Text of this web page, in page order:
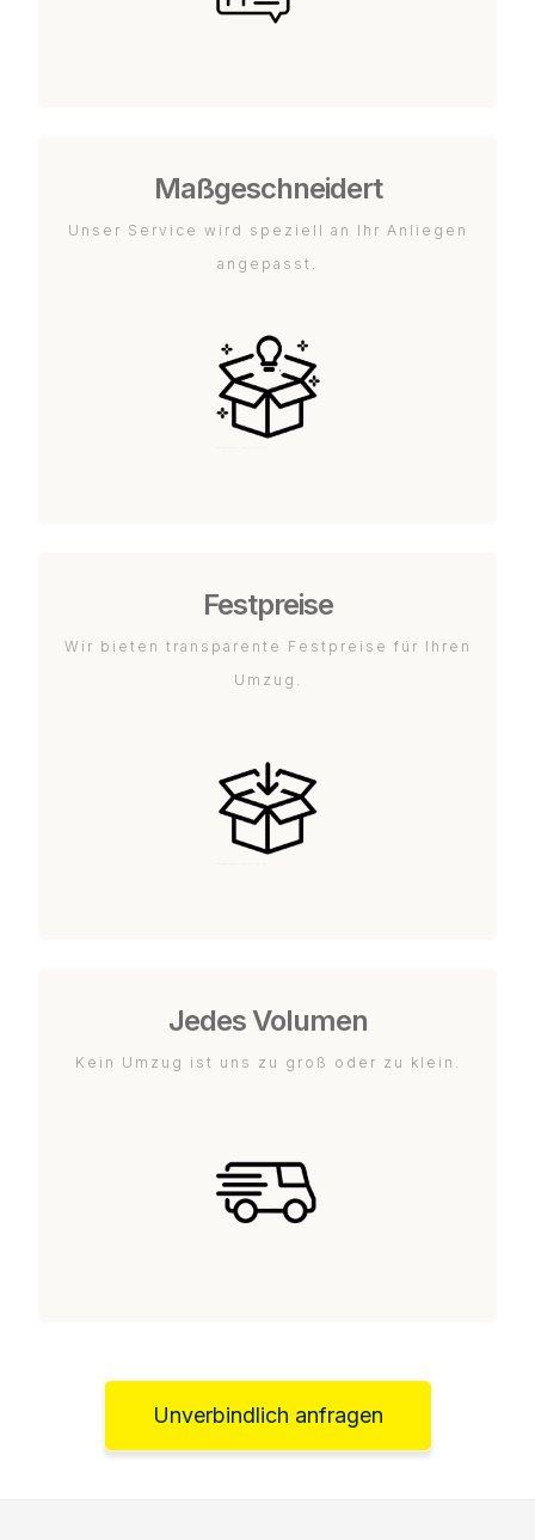
Maßgeschneidert
Unser Service wird speziell an Ihr Anliegen
angepasst.
Festpreise
Wir bieten transparente Festpreise für Ihren
Umzug.
Jedes Volumen
Kein Umzug ist uns zu groß oder zu klein.
Unverbindlich anfragen